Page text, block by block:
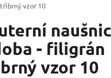
vzor 10
- filigrán
vzor 10